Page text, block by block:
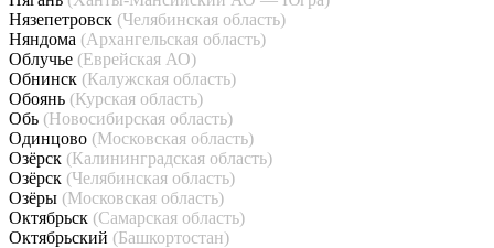
Нязепетровск (Челябинская область)
Няндома (Архангельская область)
Облучье (Еврейская АО)
Обнинск (Калужская область)
Обоянь (Курская область)
Обь (Новосибирская область)
Одинцово (Московская область)
Озёрск (Калининградская область)
Озёрск (Челябинская область)
Озёры (Московская область)
Октябрьск (Самарская область)
Октябрьский (Башкортостан)